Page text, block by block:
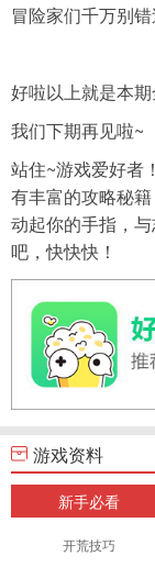
冒险家们千万别
好啦以上就是本
我们下期再见啦~
站住~游戏爱好者
有丰富的攻略秘
动起你的手指，
吧，快快快！
游戏资料
新手必看
开荒技巧